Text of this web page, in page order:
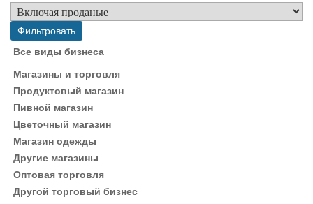
Все виды бизнеса
Магазины и торговля
Продуктовый магазин
Пивной магазин
Цветочный магазин
Магазин одежды
Другие магазины
Оптовая торговля
Другой торговый бизнес